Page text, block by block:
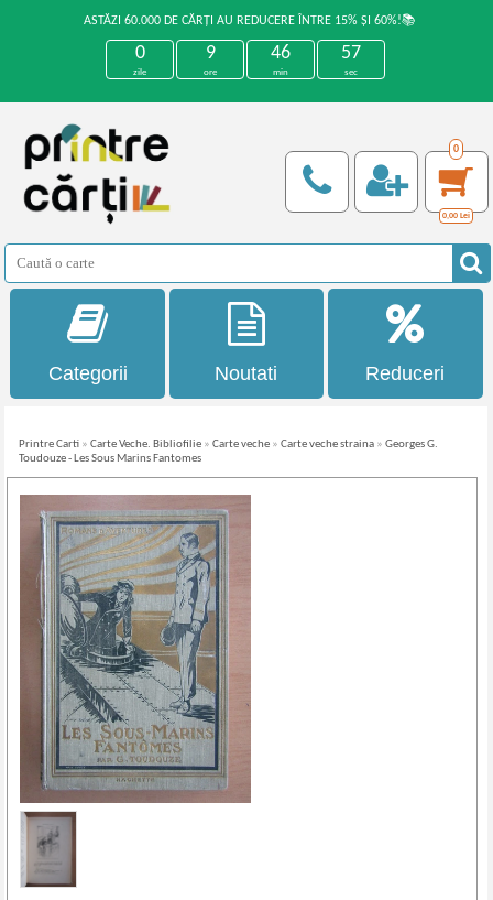
ASTĂZI 60.000 DE CĂRȚI AU REDUCERE ÎNTRE 15% ȘI 60%!📚
0
zile
9
ore
46
min
56
sec
0
0,00 Lei
Categorii Noutati Reduceri
Printre Carti »Carte Veche. Bibliofilie »Carte veche »Carte veche straina »Georges G.
Toudouze - Les Sous Marins Fantomes